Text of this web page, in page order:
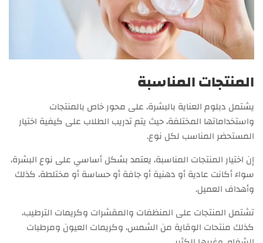
المنتجات المناسبة
يشتمل دبلوم العناية بالبشرة، على محور خاص بالمنتجات
واستخداماتها المختلفة، حيث يتم تدريب الطلاب على كيفية اختيار
المستحضر المناسب لكل نوع.
إن اختيار المنتجات المناسبة، يعتمد بشكل أساسي على نوع البشرة،
سواء أكانت عادية أو دهنية أو جافة أو حساسة أو مختلطة، كذلك
وأهداف العميل.
تشتمل المنتجات على المنظفات والمقشرات وكريمات الترطيب،
كذلك منتحات الوقاية من الشمس، وكريمات العيون ومرطبات